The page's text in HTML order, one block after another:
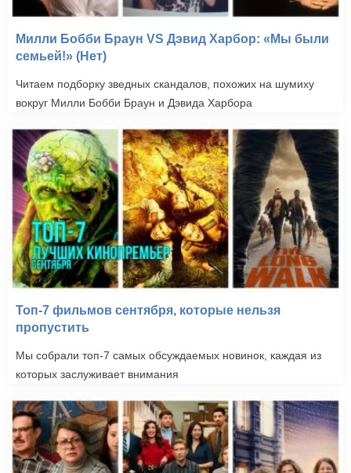
Милли Бобби Браун VS Дэвид Харбор: «Мы были
семьей!» (Нет)
Читаем подборку зведных скандалов, похожих на шумиху
вокруг Милли Бобби Браун и Дэвида Харбора
Топ-7 фильмов сентября, которые нельзя
пропустить
Мы собрали топ-7 самых обсуждаемых новинок, каждая из
которых заслуживает внимания